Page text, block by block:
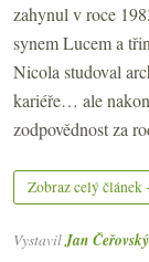
zahynul v roce
synem Lucem a
Nicola studoval
kariéře… ale
zodpovědnost za
Zobraz celý
Vystavil Jan Čeřovský